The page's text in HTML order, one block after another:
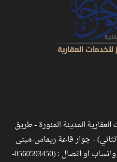
المدينة المنورة - طريق
الثاني) - جوار قاعة ريماس-مبنى
مدار المملكة للأعمال للتواصل واتساب او اتصال : (0560593450-